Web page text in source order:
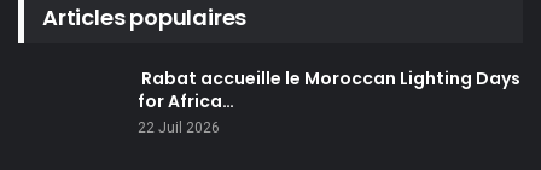
Articles populaires
Rabat accueille le Moroccan Lighting Days
for Africa…
22 Juil 2026